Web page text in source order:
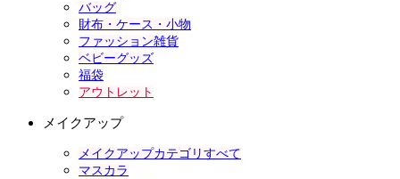
バッグ
財布・ケース・小物
ファッション雑貨
ベビーグッズ
福袋
アウトレット
メイクアップ
メイクアップカテゴリすべて
マスカラ